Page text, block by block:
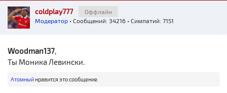
coldplay777
Оффлайн
Модератор • Сообщений: 34216 • Симпатий: 7151
Woodman137,
Ты Моника Левински.
Атомныйнравится это сообщение.